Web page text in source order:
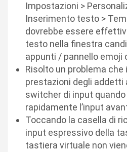
Impostazioni >
Inserimento testo >
dovrebbe essere
testo nella finestra
appunti / pannello emoji
Risolto un problema che
prestazioni degli addetti
switcher di input
rapidamente l’input
Toccando la casella di
input espressivo della
tastiera virtuale non